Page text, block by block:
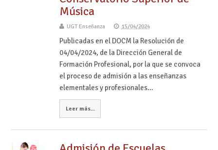
Música
UGT Enseñanza 15/04/2024
Publicadas en el DOCM la Resolución de
04/04/2024, de la Dirección General de
Formación Profesional, por la que se convoca
el proceso de admisión a las enseñanzas
elementales y profesionales…
Leer más...